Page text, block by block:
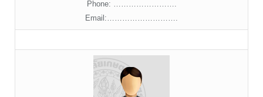
Phone: …………………….
Email:……………………….